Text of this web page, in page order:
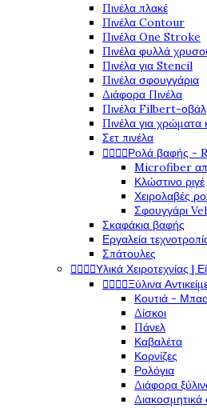
Πινέλα πλακέ
Πινέλα Contour
Πινέλα One Stroke
Πινέλα φυλλά
Πινέλα για Stencil
Πινέλα σφουγγάρια
Διάφορα Πινέλα
Πινέλα Filbert-οβάλ
Πινέλα για χρώματα
Σετ πινέλα
   Ρολά βαφής -
Microfiber
Κλώστινο ριγέ
Χειρολαβές
Σφουγγάρι
Σκαφάκια βαφής
Εργαλεία
Σπάτουλες
   Υλικά Χειροτεχνίας
   Ξύλινα
Κουτιά -
Δίσκοι
Πάνελ
Καβαλέτα
Κορνίζες
Ρολόγια
Διάφορα
Διακοσμητικά